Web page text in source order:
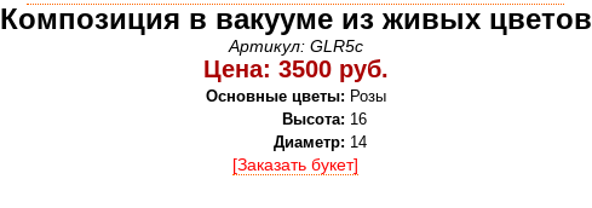
Композиция в вакууме из живых цветов
Артикул: GLR5c
Цена: 3500 руб.
Основные цветы: Розы
Высота: 16
Диаметр: 14
[Заказать букет]